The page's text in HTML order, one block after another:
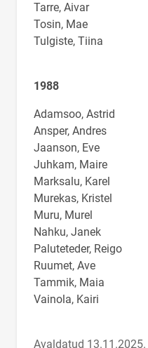
Tarre, Aivar
Tosin, Mae
Tulgiste, Tiina
1988
Adamsoo, Astrid
Ansper, Andres
Jaanson, Eve
Juhkam, Maire
Marksalu, Karel
Murekas, Kristel
Muru, Murel
Nahku, Janek
Paluteteder, Reigo
Ruumet, Ave
Tammik, Maia
Vainola, Kairi
Avaldatud 13.11.2025.